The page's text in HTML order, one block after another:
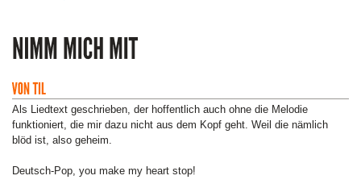
Als Liedtext geschrieben, der hoffentlich auch ohne die Melodie
funktioniert, die mir dazu nicht aus dem Kopf geht. Weil die nämlich
blöd ist, also geheim.
Deutsch-Pop, you make my heart stop!